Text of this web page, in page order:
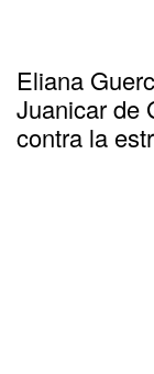
Eliana
Juanicar de
contra la